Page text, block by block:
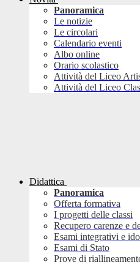
Panoramica
Le notizie
Le circolari
Calendario eventi
Albo online
Orario scolastico
Attività del Liceo
Attività del Liceo
Didattica
Panoramica
Offerta formativa
I progetti delle classi
Recupero carenze e
Esami integrativi e
Esami di Stato
Prove di